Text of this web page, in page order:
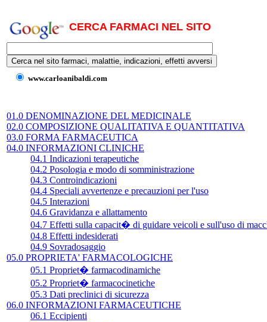
CERCA FARMACI NEL SITO
www.carloanibaldi.com
01.0 DENOMINAZIONE DEL MEDICINALE
02.0 COMPOSIZIONE QUALITATIVA E QUANTITATIVA
03.0 FORMA FARMACEUTICA
04.0 INFORMAZIONI CLINICHE
04.1 Indicazioni terapeutiche
04.2 Posologia e modo di somministrazione
04.3 Controindicazioni
04.4 Speciali avvertenze e precauzioni per l'uso
04.5 Interazioni
04.6 Gravidanza e allattamento
04.7 Effetti sulla capacit� di guidare veicoli e sull'uso di
04.8 Effetti indesiderati
04.9 Sovradosaggio
05.0 PROPRIETA' FARMACOLOGICHE
05.1 Propriet� farmacodinamiche
05.2 Propriet� farmacocinetiche
05.3 Dati preclinici di sicurezza
06.0 INFORMAZIONI FARMACEUTICHE
06.1 Eccipienti